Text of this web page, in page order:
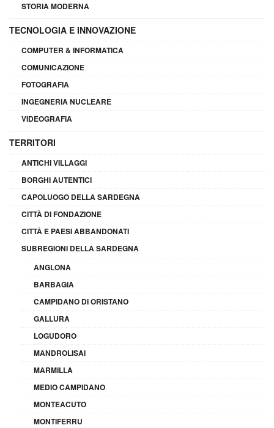
STORIA MODERNA
TECNOLOGIA E INNOVAZIONE
COMPUTER & INFORMATICA
COMUNICAZIONE
FOTOGRAFIA
INGEGNERIA NUCLEARE
VIDEOGRAFIA
TERRITORI
ANTICHI VILLAGGI
BORGHI AUTENTICI
CAPOLUOGO DELLA SARDEGNA
CITTÀ DI FONDAZIONE
CITTÀ E PAESI ABBANDONATI
SUBREGIONI DELLA SARDEGNA
ANGLONA
BARBAGIA
CAMPIDANO DI ORISTANO
GALLURA
LOGUDORO
MANDROLISAI
MARMILLA
MEDIO CAMPIDANO
MONTEACUTO
MONTIFERRU